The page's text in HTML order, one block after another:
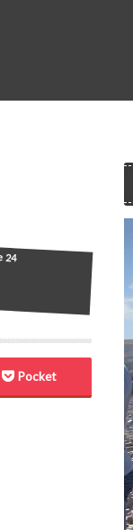
24
Pocket